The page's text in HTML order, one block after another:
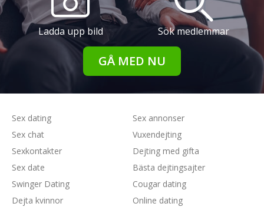
Ladda upp bild Sök medlemmar
GÅ MED NU
Sex dating
Sex chat
Sexkontakter
Sex date
Swinger Dating
Sex annonser
Vuxendejting
Dejting med gifta
Bästa dejtingsajter
Cougar dating
Dejta kvinnor
Online dating